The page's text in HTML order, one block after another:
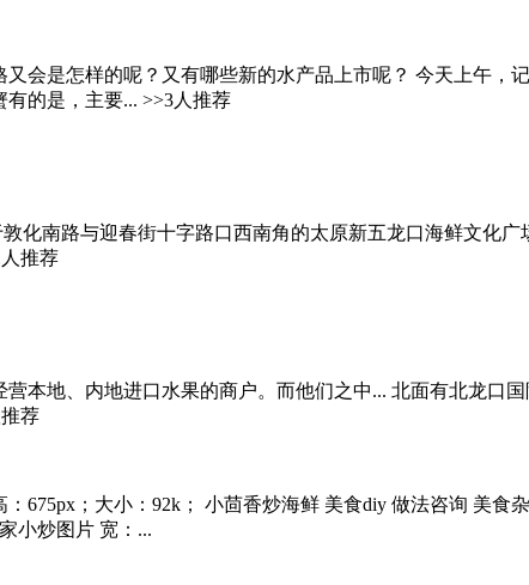
会是怎样的呢？又有哪些新的水产品上市呢？ 今天上午，
的是，主要... >>3人推荐
化南路与迎春街十字路口西南角的太原新五龙口海鲜文化
推荐
本地、内地进口水果的商户。而他们之中... 北面有北龙口
荐
675px；大小：92k； 小茴香炒海鲜 美食diy 做法咨询 美食
小炒图片 宽：...